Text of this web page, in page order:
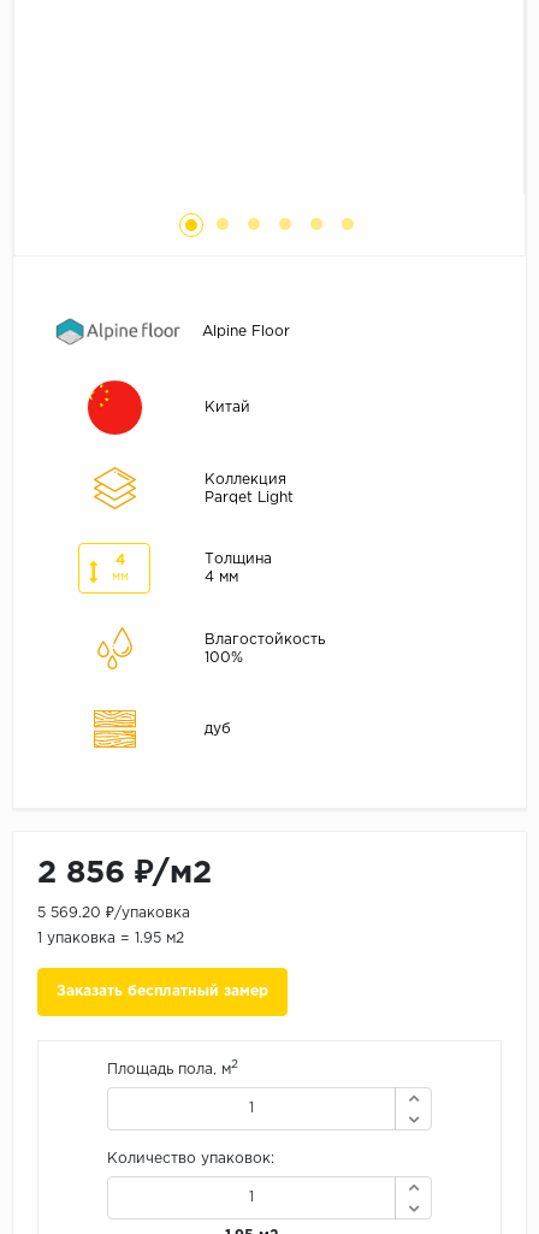
Орех
Сосна
Alpine Floor
Китай
Коллекция
Parqet Light
4
мм
Толщина
4 мм
Влагостойкость
100%
дуб
2 856 ₽/м2
5 569.20 ₽/упаковка
1 упаковка = 1.95 м2
Заказать бесплатный замер
Площадь пола, м2
Количество упаковок: